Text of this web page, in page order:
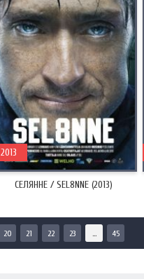
СЕЛЯННЕ / SEL8NNE (2013)
2013
20 21 22 23 ... 45